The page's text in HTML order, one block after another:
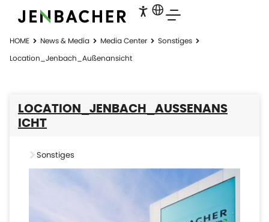
HOME News & Media Media Center
Sonstiges
Location_Jenbach_Außenansicht
LOCATION_JENBACH_AUSSENANSI
CHT
Sonstiges